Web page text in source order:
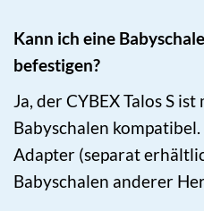
Kann ich eine
befestigen?
Ja, der CYBEX Talos S
Babyschalen
Adapter (separat
Babyschalen anderer